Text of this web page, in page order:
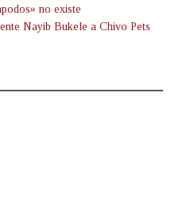
no existe
Nayib Bukele a Chivo Pets